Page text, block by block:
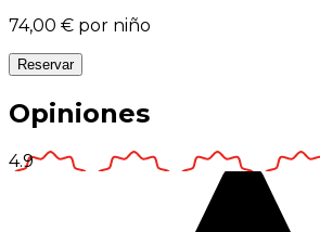
74,00 € por niño
Reservar
Opiniones
4.9